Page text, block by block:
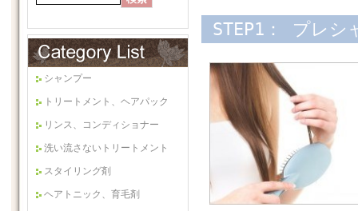
シャンプー
トリートメント、ヘアパック
リンス、コンディショナー
洗い流さないトリートメント
スタイリング剤
ヘアトニック、育毛剤
STEP1： プレシ